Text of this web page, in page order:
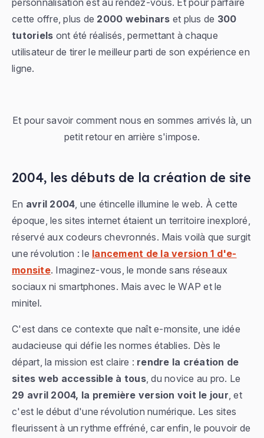
personnalisation est au rendez-vous. Et pour parfaire
cette offre, plus de 2000 webinars et plus de 300
tutoriels ont été réalisés, permettant à chaque
utilisateur de tirer le meilleur parti de son expérience en
ligne.
Et pour savoir comment nous en sommes arrivés là, un
petit retour en arrière s'impose.
2004, les débuts de la création de site
En avril 2004, une étincelle illumine le web. À cette
époque, les sites internet étaient un territoire inexploré,
réservé aux codeurs chevronnés. Mais voilà que surgit
une révolution : le lancement de la version 1 d'e-
monsite. Imaginez-vous, le monde sans réseaux
sociaux ni smartphones. Mais avec le WAP et le
minitel.
C'est dans ce contexte que naît e-monsite, une idée
audacieuse qui défie les normes établies. Dès le
départ, la mission est claire : rendre la création de
sites web accessible à tous, du novice au pro. Le
29 avril 2004, la première version voit le jour, et
c'est le début d'une révolution numérique. Les sites
fleurissent à un rythme effréné, car enfin, le pouvoir de